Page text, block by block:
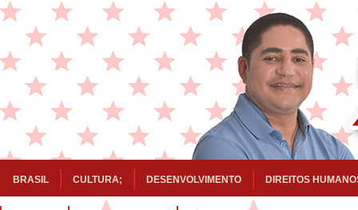
BRASIL CULTURA; DESENVOLVIMENTO DIREITOS